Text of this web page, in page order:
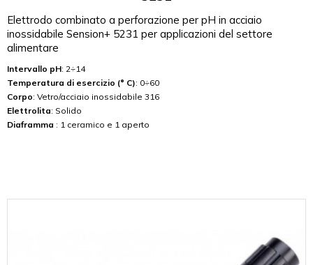
Elettrodo combinato a perforazione per pH in acciaio
inossidabile Sension+ 5231 per applicazioni del settore
alimentare
Intervallo pH: 2÷14
Temperatura di esercizio (° C): 0÷60
Corpo: Vetro/acciaio inossidabile 316
Elettrolita: Solido
Diaframma : 1 ceramico e 1 aperto